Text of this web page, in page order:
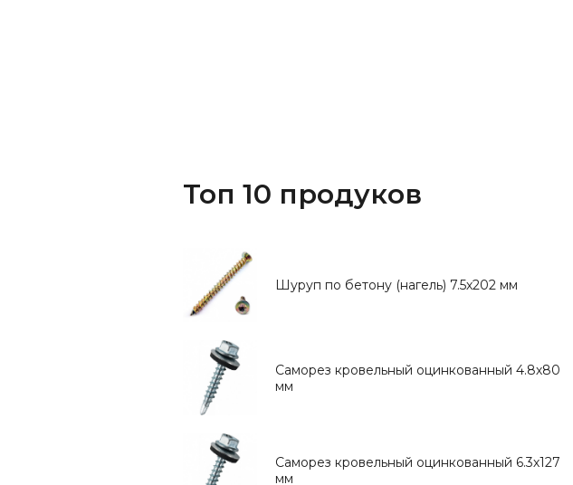
Топ 10 продуков
Шуруп по бетону (нагель) 7.5х202 мм
Саморез кровельный оцинкованный 4.8х80
мм
Саморез кровельный оцинкованный 6.3х127
мм